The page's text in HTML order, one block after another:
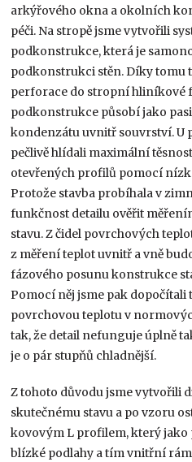
arkýřového okna a okolních
péči. Na stropě jsme vytvořili
podkonstrukce, která je
podkonstrukci stěn. Díky tomu
perforace do stropní hliníkové
podkonstrukce působí jako
kondenzátu uvnitř souvrství. U
pečlivě hlídali maximální
otevřených profilů pomocí
Protože stavba probíhala v
funkčnost detailu ověřit
stavu. Z čidel povrchových
z měření teplot uvnitř a vně
fázového posunu konstrukce
Pomocí něj jsme pak
povrchovou teplotu v
tak, že detail nefunguje úplně
je o pár stupňů chladnější.
Z tohoto důvodu jsme vytvořili
skutečnému stavu a po vzoru
kovovým L profilem, který jako
blízké podlahy a tím vnitřní